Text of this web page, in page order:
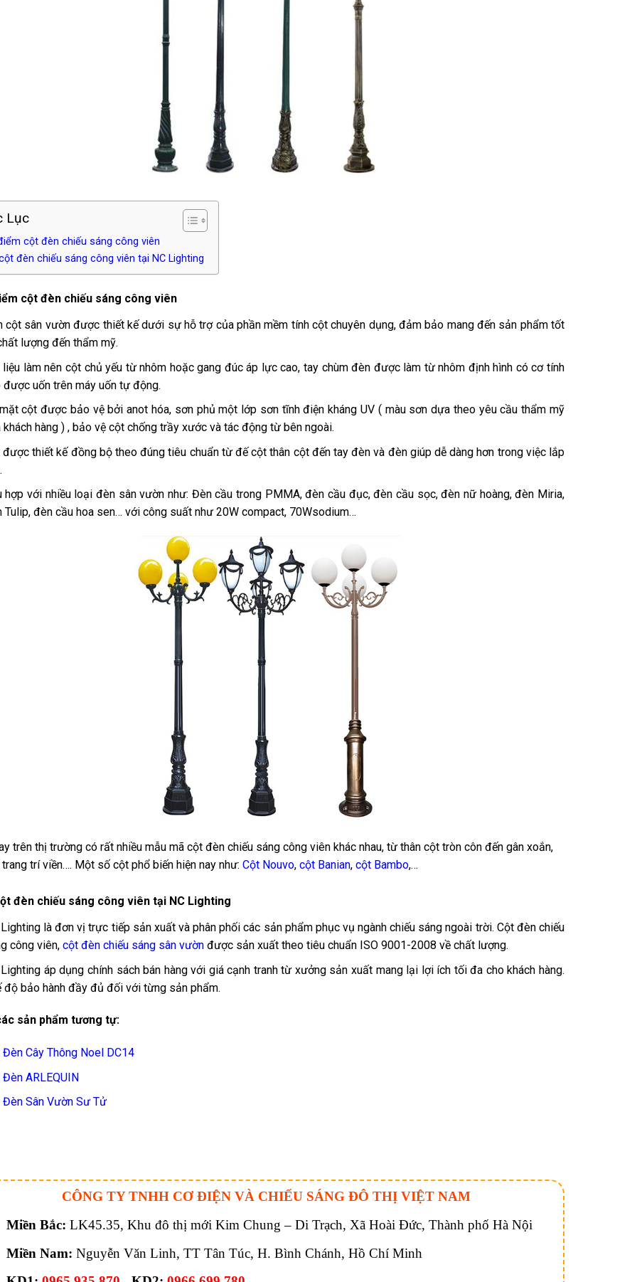
Lục
cột đèn chiếu sáng công viên
đèn chiếu sáng công viên tại NC Lighting
cột đèn chiếu sáng công viên
cột sân vườn được thiết kế dưới sự hỗ trợ của phần mềm tính cột chuyên dụng, đảm bảo mang đến sản phẩm tốt
lượng đến thẩm mỹ.
liệu làm nên cột chủ yếu từ nhôm hoặc gang đúc áp lực cao, tay chùm đèn được làm từ nhôm định hình có cơ tính
được uốn trên máy uốn tự động.
cột được bảo vệ bởi anot hóa, sơn phủ một lớp sơn tĩnh điện kháng UV ( màu sơn dựa theo yêu cầu thẩm mỹ
khách hàng ) , bảo vệ cột chống trầy xước và tác động từ bên ngoài.
được thiết kế đồng bộ theo đúng tiêu chuẩn từ đế cột thân cột đến tay đèn và đèn giúp dễ dàng hơn trong việc lắp
hợp với nhiều loại đèn sân vườn như: Đèn cầu trong PMMA, đèn cầu đục, đèn cầu sọc, đèn nữ hoàng, đèn Miria,
Tulip, đèn cầu hoa sen… với công suất như 20W compact, 70Wsodium…
trên thị trường có rất nhiều mẫu mã cột đèn chiếu sáng công viên khác nhau, từ thân cột tròn côn đến gân xoắn,
trí viền…. Một số cột phổ biến hiện nay như: Cột Nouvo, cột Banian, cột Bambo,…
đèn chiếu sáng công viên tại NC Lighting
Lighting là đơn vị trực tiếp sản xuất và phân phối các sản phẩm phục vụ ngành chiếu sáng ngoài trời. Cột đèn chiếu
công viên, cột đèn chiếu sáng sân vườnđược sản xuất theo tiêu chuẩn ISO 9001-2008 về chất lượng.
Lighting áp dụng chính sách bán hàng với giá cạnh tranh từ xưởng sản xuất mang lại lợi ích tối đa cho khách hàng.
độ bảo hành đầy đủ đối với từng sản phẩm.
sản phẩm tương tự:
Đèn Cây Thông Noel DC14
Đèn ARLEQUIN
Đèn Sân Vườn Sư Tử
CÔNG TY TNHH CƠ ĐIỆN VÀ CHIẾU SÁNG ĐÔ THỊ VIỆT NAM
Miền Bắc: LK45.35, Khu đô thị mới Kim Chung – Di Trạch, Xã Hoài Đức, Thành phố Hà Nội
Miền Nam: Nguyễn Văn Linh, TT Tân Túc, H. Bình Chánh, Hồ Chí Minh